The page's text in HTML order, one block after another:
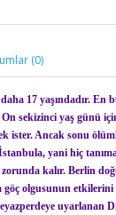
(0)
17 yaşındadır.
sekizinci yaş günü
ister. Ancak sonu
yani hiç
kalır. Berlin
göç olgusunun
uyarlanan